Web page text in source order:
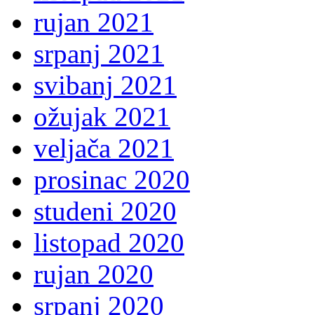
rujan 2021
srpanj 2021
svibanj 2021
ožujak 2021
veljača 2021
prosinac 2020
studeni 2020
listopad 2020
rujan 2020
srpanj 2020